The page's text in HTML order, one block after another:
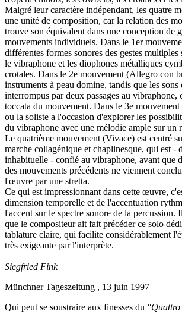
Malgré leur caractère indépendant, les quatre
une unité de composition, car la relation des
trouve son équivalent dans une conception de
mouvements individuels. Dans le 1er
différentes formes sonores des gestes multiples
le vibraphone et les diophones métalliques
crotales. Dans le 2e mouvement (Allegro con
instruments à peau domine, tandis que les sons
interrompus par deux passages au vibraphone,
toccata du mouvement. Dans le 3e
ou la soliste a l'occasion d'explorer les
du vibraphone avec une mélodie ample sur un
Le quatrième mouvement (Vivace) est centré
marche collagénique et chaplinesque, qui est -
inhabituelle - confié au vibraphone, avant que
des mouvements précédents ne viennent
l'œuvre par une stretta.
Ce qui est impressionnant dans cette œuvre,
dimension temporelle et de l'accentuation
l'accent sur le spectre sonore de la percussion.
que le compositeur ait fait précéder ce solo
tablature claire, qui facilite considérablement
très exigeante par l'interprète.
Siegfried Fink
Münchner Tageszeitung , 13 juin 1997
Qui peut se soustraire aux finesses du "Quattro